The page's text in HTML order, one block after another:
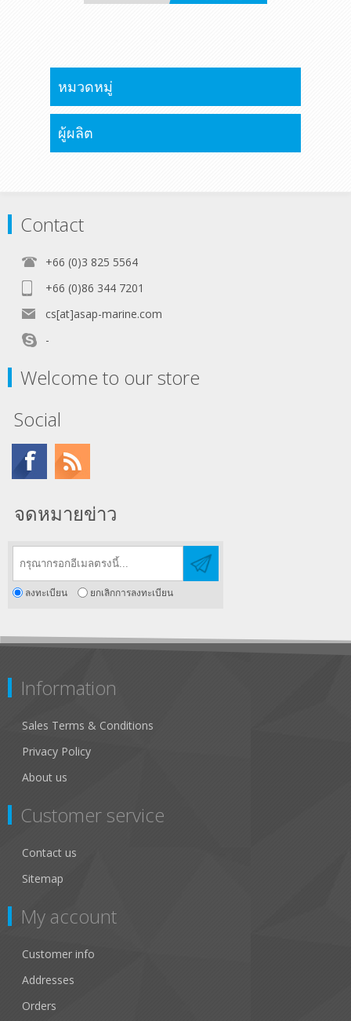
หมวดหมู่
ผู้ผลิต
Contact
+66 (0)3 825 5564
+66 (0)86 344 7201
cs[at]asap-marine.com
-
Welcome to our store
Social
จดหมายข่าว
ลงทะเบียน ยกเลิกการลงทะเบียน
Information
Sales Terms & Conditions
Privacy Policy
About us
Customer service
Contact us
Sitemap
My account
Customer info
Addresses
Orders